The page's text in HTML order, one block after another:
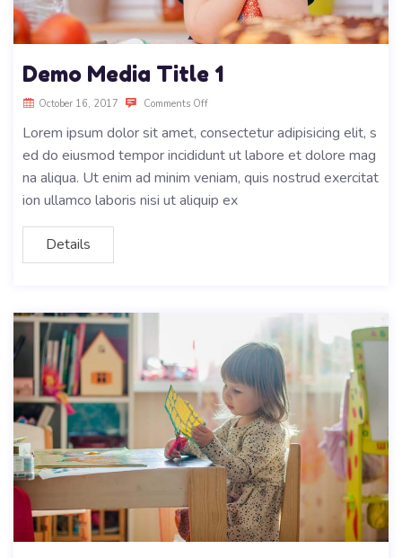
Demo Media Title 1
October 16, 2017 Comments Off
Lorem ipsum dolor sit amet, consectetur adipisicing elit, s
ed do eiusmod tempor incididunt ut labore et dolore mag
na aliqua. Ut enim ad minim veniam, quis nostrud exercitat
ion ullamco laboris nisi ut aliquip ex
Details